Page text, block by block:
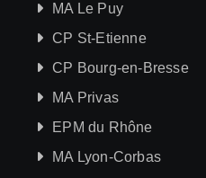
MA Le Puy
CP St-Etienne
CP Bourg-en-Bresse
MA Privas
EPM du Rhône
MA Lyon-Corbas